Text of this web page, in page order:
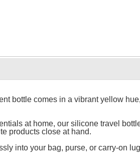
bottle comes in a vibrant yellow
at home, our silicone travel
products close at hand.
into your bag, purse, or carry-on